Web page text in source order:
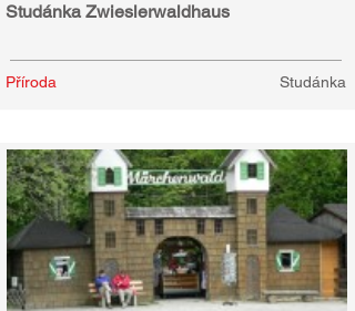
Studánka Zwieslerwaldhaus
Příroda Studánka